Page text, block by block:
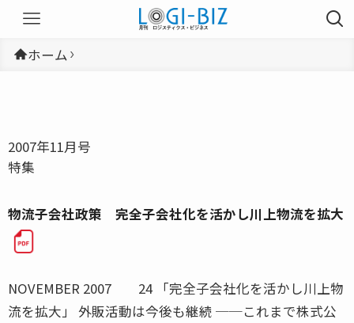
ホーム
2007年11月号
特集
物流子会社政策 完全子会社化を活かし川上物流を拡大
NOVEMBER 2007 24 「完全子会社化を活かし川上物
流を拡大」 外販活動は今後も継続 ──これまで株式公